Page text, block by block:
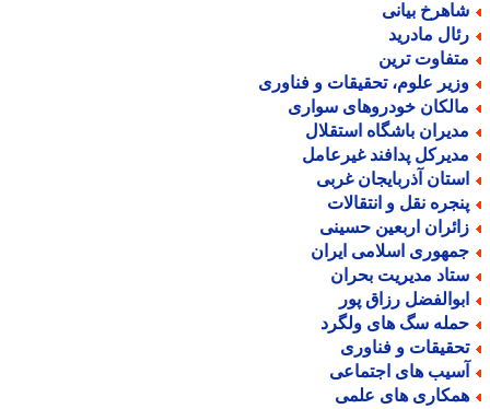
بیانی
مادرید
ترین
علوم، تحقیقات و فناوری
خودروهای سواری
باشگاه استقلال
پدافند غیرعامل
آذربایجان غربی
نقل و انتقالات
اربعین حسینی
اسلامی ایران
مدیریت بحران
رزاق پور
سگ های ولگرد
و فناوری
های اجتماعی
های علمی